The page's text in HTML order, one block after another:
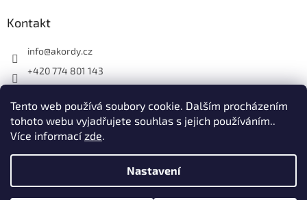
Tento web používá soubory cookie. Dalším procházením
tohoto webu vyjadřujete souhlas s jejich používáním..
Více informacízde.
Nastavení
Kontakt
info@akordy.cz
+420 774 801 143
akordy_cz
Nastavil tým EshopyUmíme.cz